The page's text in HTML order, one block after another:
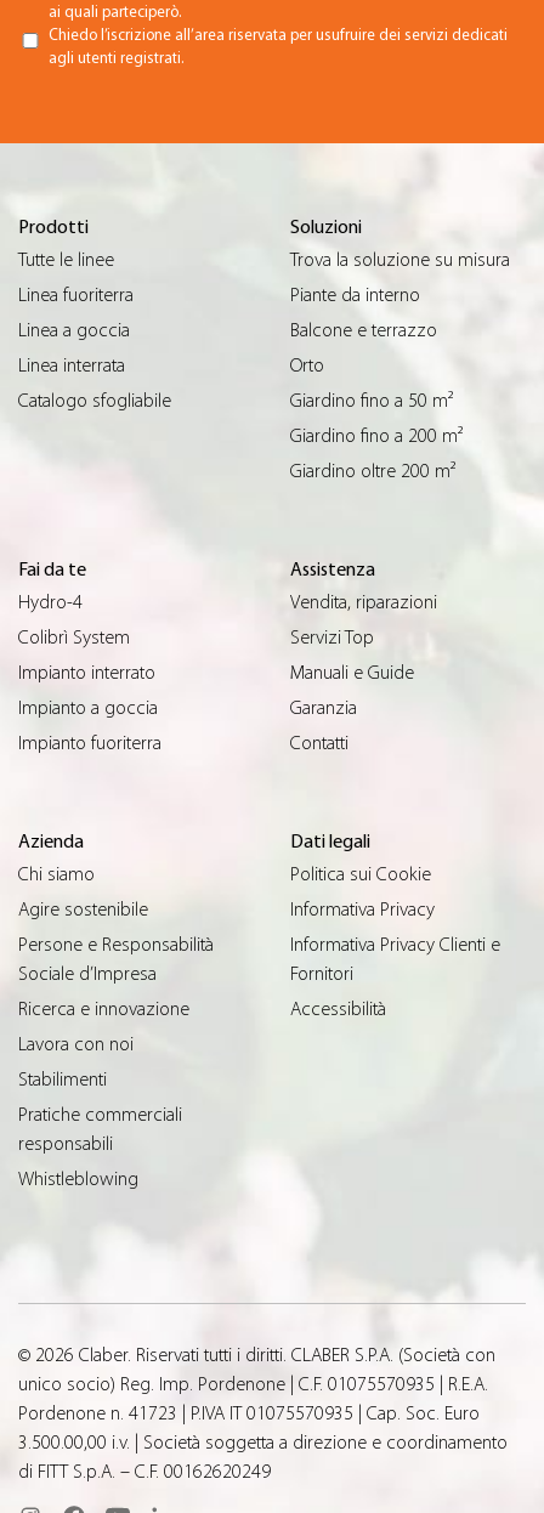
ai quali parteciperò.
Chiedo l’iscrizione all’area riservata per usufruire dei servizi dedicati
agli utenti registrati.
Prodotti
Tutte le linee
Linea fuoriterra
Linea a goccia
Linea interrata
Catalogo sfogliabile
Soluzioni
Trova la soluzione su misura
Piante da interno
Balcone e terrazzo
Orto
Giardino fino a 50 m²
Giardino fino a 200 m²
Giardino oltre 200 m²
Fai da te
Hydro-4
Colibrì System
Impianto interrato
Impianto a goccia
Impianto fuoriterra
Assistenza
Vendita, riparazioni
Servizi Top
Manuali e Guide
Garanzia
Contatti
Azienda
Chi siamo
Agire sostenibile
Persone e Responsabilità
Sociale d’Impresa
Ricerca e innovazione
Lavora con noi
Stabilimenti
Pratiche commerciali
responsabili
Whistleblowing
Dati legali
Politica sui Cookie
Informativa Privacy
Informativa Privacy Clienti e
Fornitori
Accessibilità
© 2026 Claber. Riservati tutti i diritti. CLABER S.P.A. (Società con
unico socio) Reg. Imp. Pordenone | C.F. 01075570935 | R.E.A.
Pordenone n. 41723 | P.IVA IT 01075570935 | Cap. Soc. Euro
3.500.00,00 i.v. | Società soggetta a direzione e coordinamento
di FITT S.p.A. – C.F. 00162620249